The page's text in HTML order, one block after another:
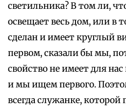
светильника? В том ли,
освещает весь дом, или в
сделан и имеет круглый
первом, сказали бы мы,
свойство не имеет для
и мы ищем первого.
всегда служанке, которой